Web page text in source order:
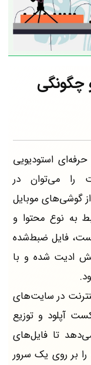
چگونگی
استودیویی
را می‌توان در
گوشی‌های موبایل
به نوع محتوا و
فایل ضبط‌شده
ادیت شده و با
در سایت‌های
آپلود و توزیع
تا فایل‌های
را بر روی یک سرور